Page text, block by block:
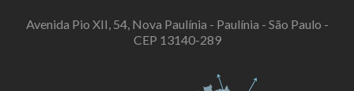
Avenida Pio XII, 54, Nova Paulínia - Paulínia - São Paulo -
CEP 13140-289